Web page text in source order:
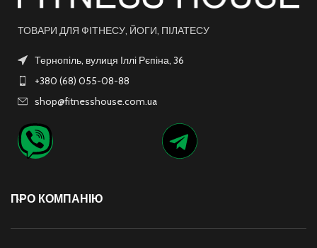
ТОВАРИ ДЛЯ ФІТНЕСУ, ЙОГИ, ПІЛАТЕСУ
Тернопіль, вулиця Іллі Рєпіна, 36
+380 (68) 055-08-88
shop@fitnesshouse.com.ua
ПРО КОМПАНІЮ